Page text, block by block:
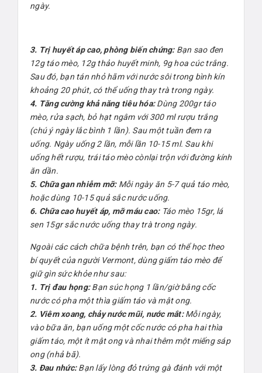
ngày.
3. Trị huyết áp cao, phòng biến chứng:Bạn sao đen
12g táo mèo, 12g thảo huyết minh, 9g hoa cúc trắng.
Sau đó, bạn tán nhỏ hãm với nước sôi trong bình kín
khoảng 20 phút, có thể uống thay trà trong ngày.
4. Tăng cường khả năng tiêu hóa:Dùng 200gr táo
mèo, rửa sạch, bỏ hạt ngâm với 300 ml rượu trắng
(chú ý ngày lắc bình 1 lần). Sau một tuần đem ra
uống. Ngày uống 2 lần, mỗi lần 10-15 ml. Sau khi
uống hết rượu, trái táo mèo cònlại trộn với đường kính
ăn dần.
5. Chữa gan nhiễm mỡ:Mỗi ngày ăn 5-7 quả táo mèo,
hoặc dùng 10-15 quả sắc nước uống.
6. Chữa cao huyết áp, mỡ máu cao:Táo mèo 15gr, lá
sen 15gr sắc nước uống thay trà trong ngày.
Ngoài các cách chữa bệnh trên, bạn có thể học theo
bí quyết của người Vermont, dùng giấm táo mèo để
giữ gìn sức khỏe như sau:
1. Trị đau họng:Bạn súc họng 1 lần/giờ bằng cốc
nước có pha một thìa giấm táo và mật ong.
2. Viêm xoang, chảy nước mũi, nước mắt:Mỗi ngày,
vào bữa ăn, bạn uống một cốc nước có pha hai thìa
giấm táo, một ít mật ong và nhai thêm một miếng sáp
ong (nhả bã).
3. Đau nhức:Bạn lấy lòng đỏ trứng gà đánh với một